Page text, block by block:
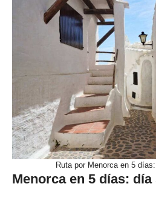
Ruta por Menorca en 5 días:
Menorca en 5 días: día